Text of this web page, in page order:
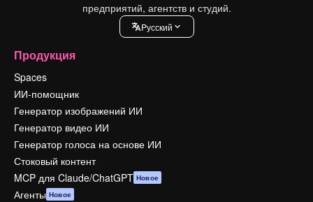
предприятий, агентств и студий.
Pусский
Продукция
Spaces
ИИ-помощник
Генератор изображений ИИ
Генератор видео ИИ
Генератор голоса на основе ИИ
Стоковый контент
MCP для Claude/ChatGPT Новое
Агенты Новое